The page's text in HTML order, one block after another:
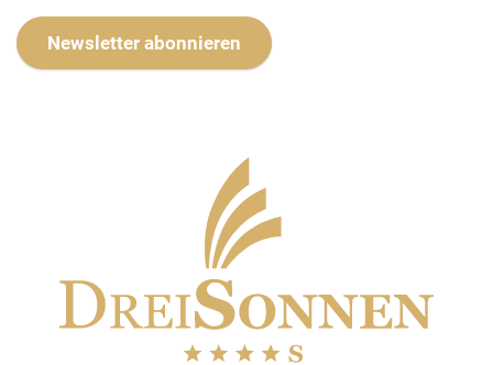
Newsletter abonnieren